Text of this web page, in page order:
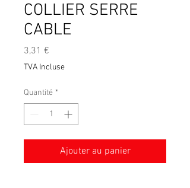
COLLIER SERRE
CABLE
3,31 €
TVA Incluse
Quantité *
Ajouter au panier